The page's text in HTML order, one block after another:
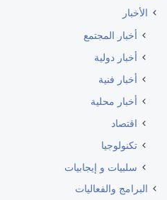
الأخبار
أخبار المجتمع
أخبار دولية
أخبار فنية
أخبار محلية
اقتصاد
تكنولوجيا
سلبيات و إيجابيات
البرامج والفعاليات